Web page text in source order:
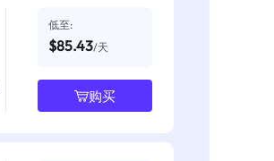
低至:
$85.43/天
购买